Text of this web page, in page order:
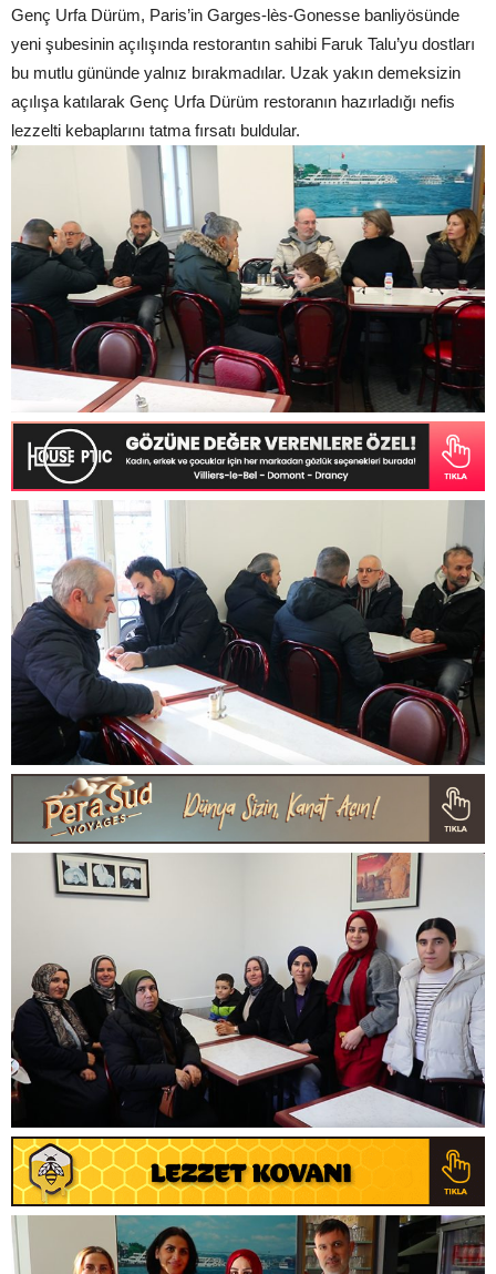
Genç Urfa Dürüm, Paris’in Garges-lès-Gonesse banliyösünde
yeni şubesinin açılışında restorantın sahibi Faruk Talu’yu dostları
bu mutlu gününde yalnız bırakmadılar. Uzak yakın demeksizin
açılışa katılarak Genç Urfa Dürüm restoranın hazırladığı nefis
lezzelti kebaplarını tatma fırsatı buldular.